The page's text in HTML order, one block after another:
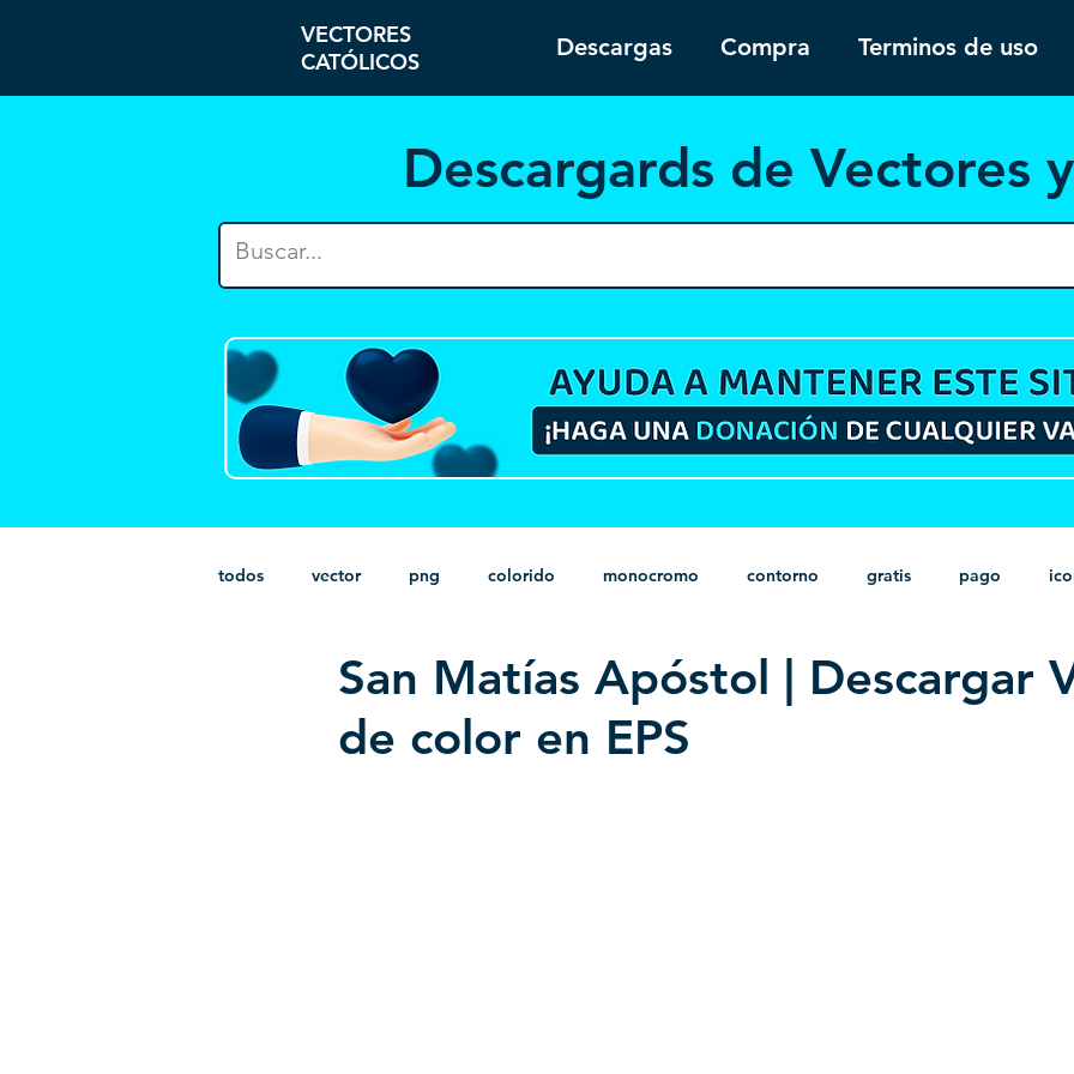
VECTORES
CATÓLICOS
Descargas Compra Terminos de uso
Descargards de Vectores
todos vector png colorido monocromo contorno gratis pago
estampado paquetes infantil HD sin fondo minimalista psd
San Matías Apóstol | Descargar
de color en EPS